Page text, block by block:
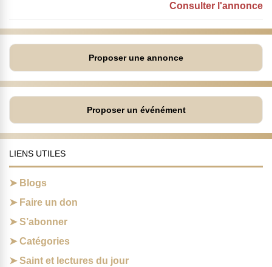
Consulter l'annonce
Proposer une annonce
Proposer un événément
LIENS UTILES
Blogs
Faire un don
S’abonner
Catégories
Saint et lectures du jour